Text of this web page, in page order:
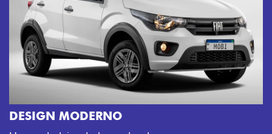
CINCO OPÇÕES DE CORES
O Fiat Mobi tem sempre uma opção de cor
sua cara. Escolha entre o Preto Vulcano,